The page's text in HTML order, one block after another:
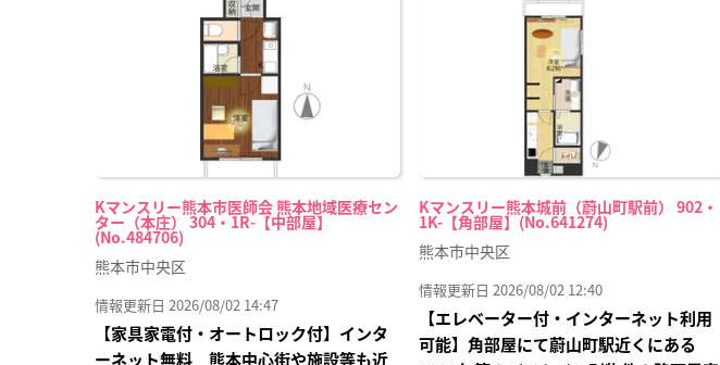
Kマンスリー熊本市医師会 熊本地域医療セン
ター（本庄） 304・1R-【中部屋】
(No.484706)
熊本市中央区
情報更新日 2026/08/02 14:47
【家具家電付・オートロック付】インタ
ーネット無料 熊本中心街や施設等も近
Kマンスリー熊本城前（蔚山町駅前） 902・
1K-【角部屋】(No.641274)
熊本市中央区
情報更新日 2026/08/02 12:40
【エレベーター付・インターネット利用
可能】角部屋にて蔚山町駅近くにある